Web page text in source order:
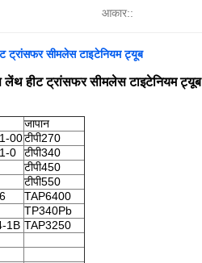
आकार::
ट्रांसफर सीमलेस टाइटेनियम ट्यूब
लेंथ हीट ट्रांसफर सीमलेस टाइटेनियम ट्यूब
जापान
00टीपी270
0
टीपी340
टीपी450
टीपी550
TAP6400
TP340Pb
1B TAP3250